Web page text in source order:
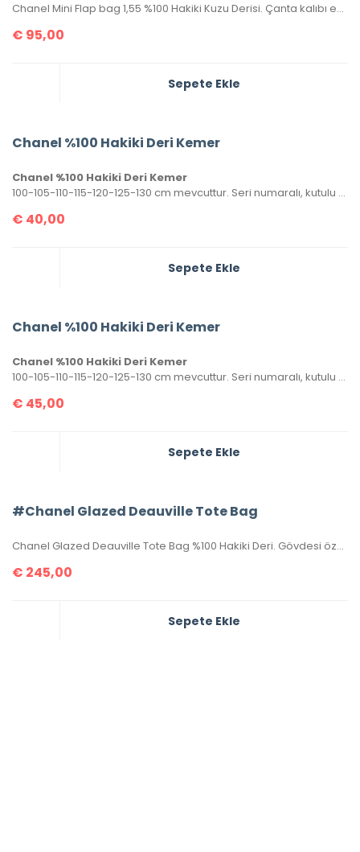
Chanel Mini Flap bag 1,55 %100 Hakiki Kuzu Derisi. Çanta kalıbı en güncel halidir. Seri numaralı, kutulu, toz torbalı, sertifikalıdır. Ebatı 17×13 cm dir
€ 95,00
Sepete Ekle
Chanel %100 Hakiki Deri Kemer
Chanel %100 Hakiki Deri Kemer
100-105-110-115-120-125-130 cm mevcuttur. Seri numaralı, kutulu ve sertifikalı olarak gönderilecektir.
€ 40,00
Sepete Ekle
Chanel %100 Hakiki Deri Kemer
Chanel %100 Hakiki Deri Kemer
100-105-110-115-120-125-130 cm mevcuttur. Seri numaralı, kutulu ve sertifikalı olarak gönderilecektir.
€ 45,00
Sepete Ekle
#Chanel Glazed Deauville Tote Bag
Chanel Glazed Deauville Tote Bag %100 Hakiki Deri. Gövdesi özel işlenmiş, hakiki dana derisi, sapları ve birleşim kısımları hakiki caviar deridir. İthal aksesuarlı, seri numaralıdır. Ebatı 38x30x20 cm kutulu, toz torbalı, sertifikalıdır.
€ 245,00
Sepete Ekle